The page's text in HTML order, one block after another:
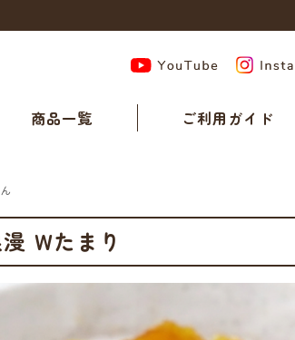
商品一覧 ご利用ガイド
Wたまり